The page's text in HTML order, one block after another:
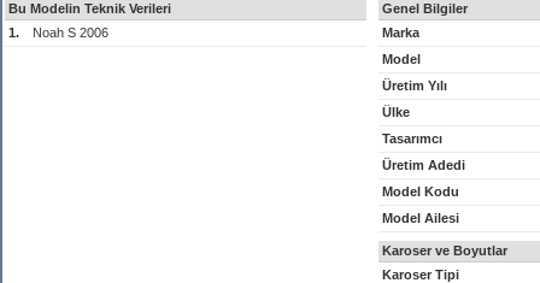
Bu Modelin Teknik Verileri
1.
Noah S 2006
Genel Bilgiler
Marka
Model
Üretim Yılı
Ülke
Tasarımcı
Üretim Adedi
Model Kodu
Model Ailesi
Karoser ve Boyutlar
Karoser Tipi